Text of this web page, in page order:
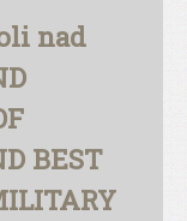
nad
BEST